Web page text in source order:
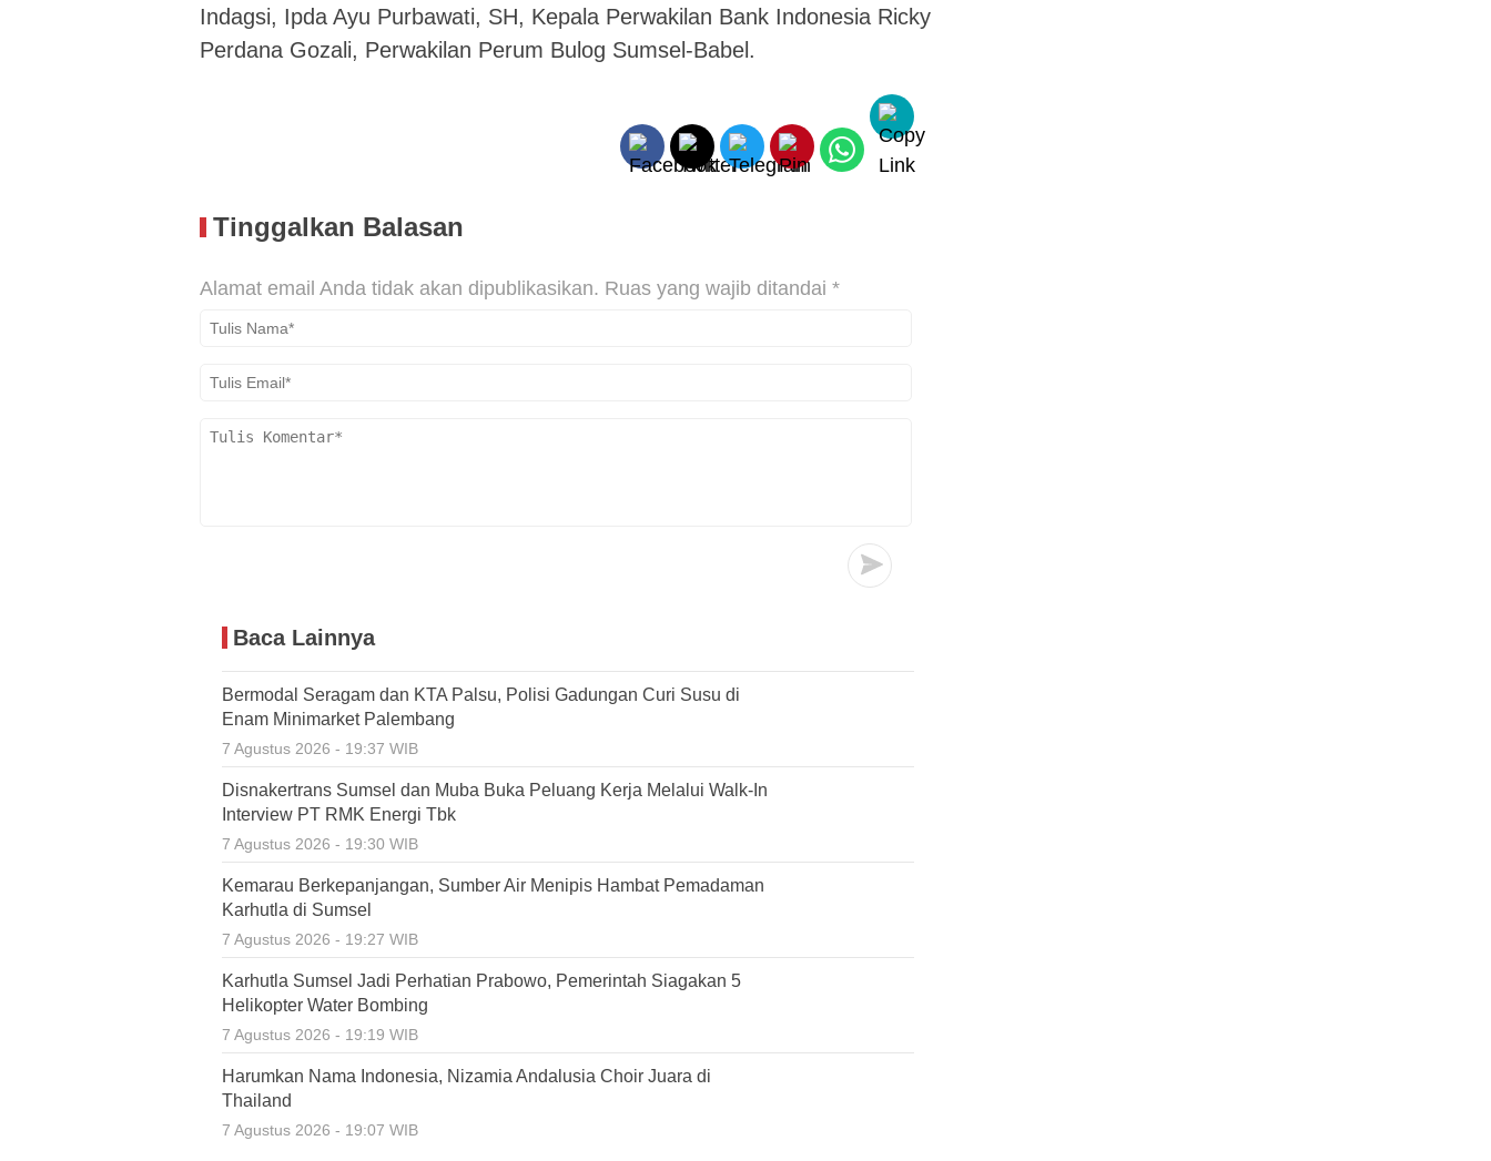
Indagsi, Ipda Ayu Purbawati, SH, Kepala Perwakilan Bank Indonesia Ricky
Perdana Gozali, Perwakilan Perum Bulog Sumsel-Babel.
Tinggalkan Balasan
Alamat email Anda tidak akan dipublikasikan. Ruas yang wajib ditandai *
Baca Lainnya
Bermodal Seragam dan KTA Palsu, Polisi Gadungan Curi Susu di
Enam Minimarket Palembang
7 Agustus 2026 - 19:37 WIB
Disnakertrans Sumsel dan Muba Buka Peluang Kerja Melalui Walk-In
Interview PT RMK Energi Tbk
7 Agustus 2026 - 19:30 WIB
Kemarau Berkepanjangan, Sumber Air Menipis Hambat Pemadaman
Karhutla di Sumsel
7 Agustus 2026 - 19:27 WIB
Karhutla Sumsel Jadi Perhatian Prabowo, Pemerintah Siagakan 5
Helikopter Water Bombing
7 Agustus 2026 - 19:19 WIB
Harumkan Nama Indonesia, Nizamia Andalusia Choir Juara di
Thailand
7 Agustus 2026 - 19:07 WIB